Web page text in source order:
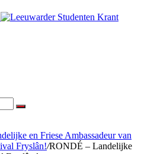
Search
en Friese Ambassadeur van
Fryslân!/RONDÉ – Landelijke